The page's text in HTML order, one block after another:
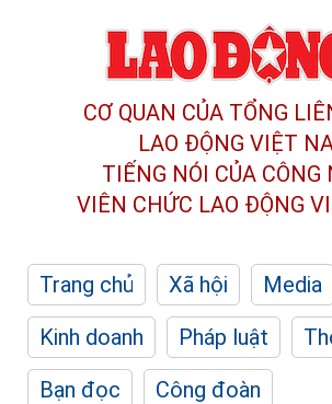
CƠ QUAN CỦA TỔNG
LAO ĐỘNG VIỆT
TIẾNG NÓI CỦA CÔNG
VIÊN CHỨC LAO ĐỘNG
Trang chủ Xã hội Media
Kinh doanh
Pháp luật
Bạn đọc
Công đoàn